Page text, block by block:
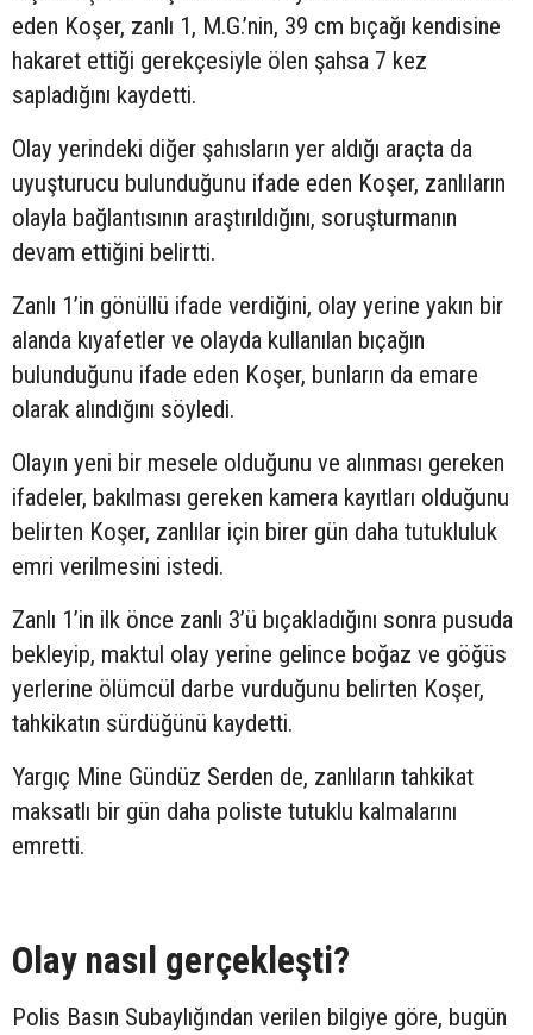
eden Koşer, zanlı 1, M.G.’nin, 39 cm bıçağı kendisine
hakaret ettiği gerekçesiyle ölen şahsa 7 kez
sapladığını kaydetti.
Olay yerindeki diğer şahısların yer aldığı araçta da
uyuşturucu bulunduğunu ifade eden Koşer, zanlıların
olayla bağlantısının araştırıldığını, soruşturmanın
devam ettiğini belirtti.
Zanlı 1’in gönüllü ifade verdiğini, olay yerine yakın bir
alanda kıyafetler ve olayda kullanılan bıçağın
bulunduğunu ifade eden Koşer, bunların da emare
olarak alındığını söyledi.
Olayın yeni bir mesele olduğunu ve alınması gereken
ifadeler, bakılması gereken kamera kayıtları olduğunu
belirten Koşer, zanlılar için birer gün daha tutukluluk
emri verilmesini istedi.
Zanlı 1’in ilk önce zanlı 3’ü bıçakladığını sonra pusuda
bekleyip, maktul olay yerine gelince boğaz ve göğüs
yerlerine ölümcül darbe vurduğunu belirten Koşer,
tahkikatın sürdüğünü kaydetti.
Yargıç Mine Gündüz Serden de, zanlıların tahkikat
maksatlı bir gün daha poliste tutuklu kalmalarını
emretti.
Olay nasıl gerçekleşti?
Polis Basın Subaylığından verilen bilgiye göre, bugün